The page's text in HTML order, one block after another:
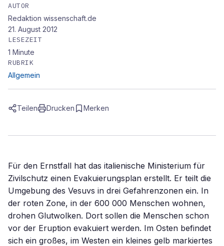
Rot – gelb – blau: Die Farben der
Evakuierung
AUTOR
Redaktion wissenschaft.de
21. August 2012
LESEZEIT
1 Minute
RUBRIK
Allgemein
Teilen Drucken Merken
Für den Ernstfall hat das italienische Ministerium für
Zivilschutz einen Evakuierungsplan erstellt. Er teilt die
Umgebung des Vesuvs in drei Gefahrenzonen ein. In
der roten Zone, in der 600 000 Menschen wohnen,
drohen Glutwolken. Dort sollen die Menschen schon
vor der Eruption evakuiert werden. Im Osten befindet
sich ein großes, im Westen ein kleines gelb markiertes